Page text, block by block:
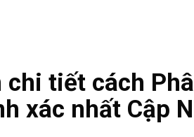
chi tiết cách
xác nhất Cập